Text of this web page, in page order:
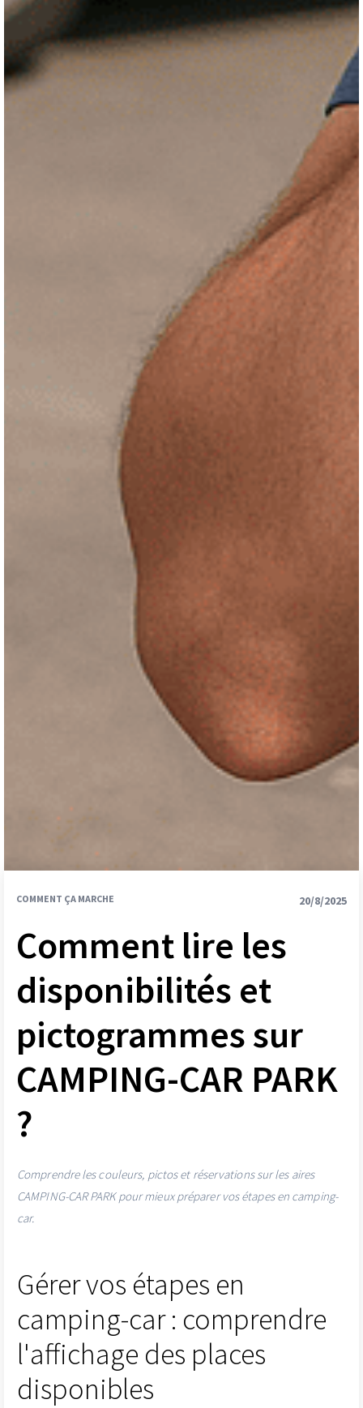
COMMENT ÇA MARCHE 20/8/2025
Comment lire les
disponibilités et
pictogrammes sur
CAMPING-CAR PARK
?
Comprendre les couleurs, pictos et réservations sur les aires
CAMPING-CAR PARK pour mieux préparer vos étapes en camping-
car.
Gérer vos étapes en
camping-car : comprendre
l'affichage des places
disponibles